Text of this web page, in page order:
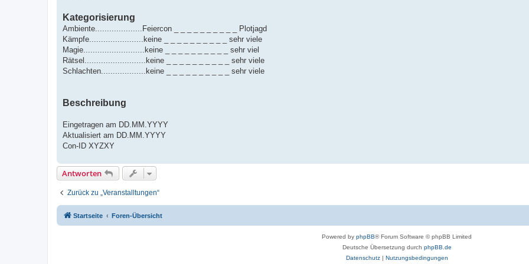
Kategorisierung
Ambiente....................Feiercon _ _ _ _ _ _ _ _ _ _ Plotjagd
Kämpfe.......................keine _ _ _ _ _ _ _ _ _ _ sehr viele
Magie..........................keine _ _ _ _ _ _ _ _ _ _ sehr viel
Rätsel..........................keine _ _ _ _ _ _ _ _ _ _ sehr viele
Schlachten...................keine _ _ _ _ _ _ _ _ _ _ sehr viele
Beschreibung
Eingetragen am DD.MM.YYYY
Aktualisiert am DD.MM.YYYY
Con-ID XYZXY
Antworten
Zurück zu „Veranstalltungen“
Startseite Foren-Übersicht
Powered by phpBB® Forum Software © phpBB Limited
Deutsche Übersetzung durch phpBB.de
Datenschutz| Nutzungsbedingungen